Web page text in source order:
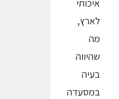
איכותי
לארץ,
מה
שהיווה
בעיה
במסעדה